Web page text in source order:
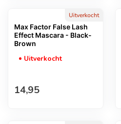
Uitverkocht
Max Factor False Lash
Effect Mascara - Black-
Brown
Uitverkocht
Normale prijs
14,95